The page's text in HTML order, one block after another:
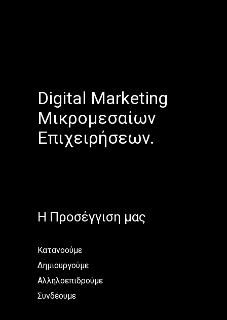
Digital Marketing
Μικρομεσαίων
Επιχειρήσεων.
H Προσέγγιση μας
Κατανοούμε
Δημιουργούμε
Αλληλοεπιδρούμε
Συνδέουμε